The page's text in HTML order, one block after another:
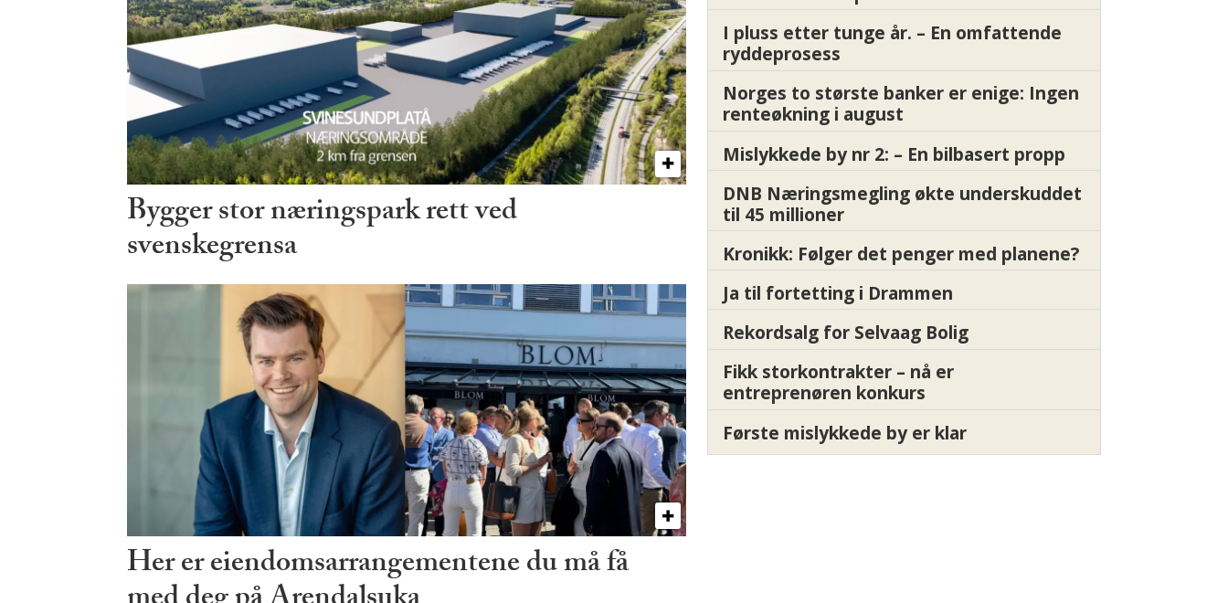
Bygger stor næringspark rett ved
svenskegrensa
Her er eiendomsarrangementene du må få
I pluss etter tunge år. – En omfattende
ryddeprosess
Norges to største banker er enige: Ingen
renteøkning i august
Mislykkede by nr 2: – En bilbasert propp
DNB Næringsmegling økte underskuddet
til 45 millioner
Kronikk: Følger det penger med planene?
Ja til fortetting i Drammen
Rekordsalg for Selvaag Bolig
Fikk storkontrakter – nå er
entreprenøren konkurs
Første mislykkede by er klar